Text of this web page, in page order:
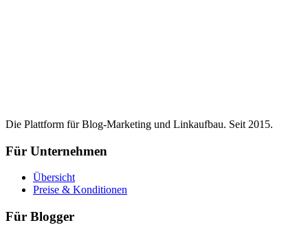
Die Plattform für Blog-Marketing und Linkaufbau. Seit 2015.
Für Unternehmen
Übersicht
Preise & Konditionen
Für Blogger